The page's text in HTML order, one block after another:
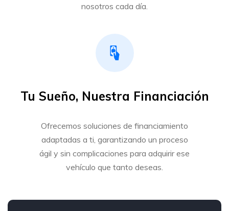
nosotros cada día.
Tu Sueño, Nuestra Financiación
Ofrecemos soluciones de financiamiento
adaptadas a ti, garantizando un proceso
ágil y sin complicaciones para adquirir ese
vehículo que tanto deseas.